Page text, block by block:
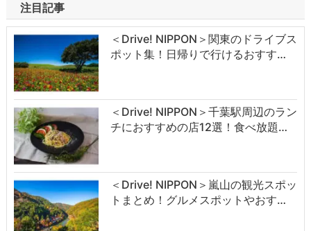
注目記事
＜Drive! NIPPON＞関東のドライブス
ポット集！日帰りで行けるおすす…
＜Drive! NIPPON＞千葉駅周辺のラン
チにおすすめの店12選！食べ放題…
＜Drive! NIPPON＞嵐山の観光スポッ
トまとめ！グルメスポットやおす…